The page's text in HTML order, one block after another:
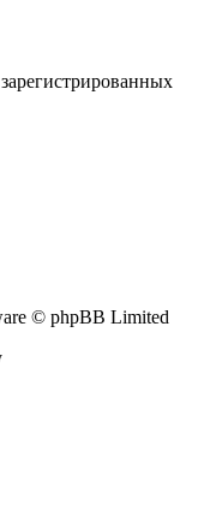
© phpBB Limited